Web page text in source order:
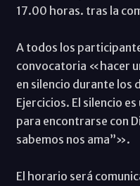
17.00 horas. tras la
A todos los
convocatoria «hacer
en silencio durante los
Ejercicios. El silencio
para encontrarse con
sabemos nos ama”».
El horario será